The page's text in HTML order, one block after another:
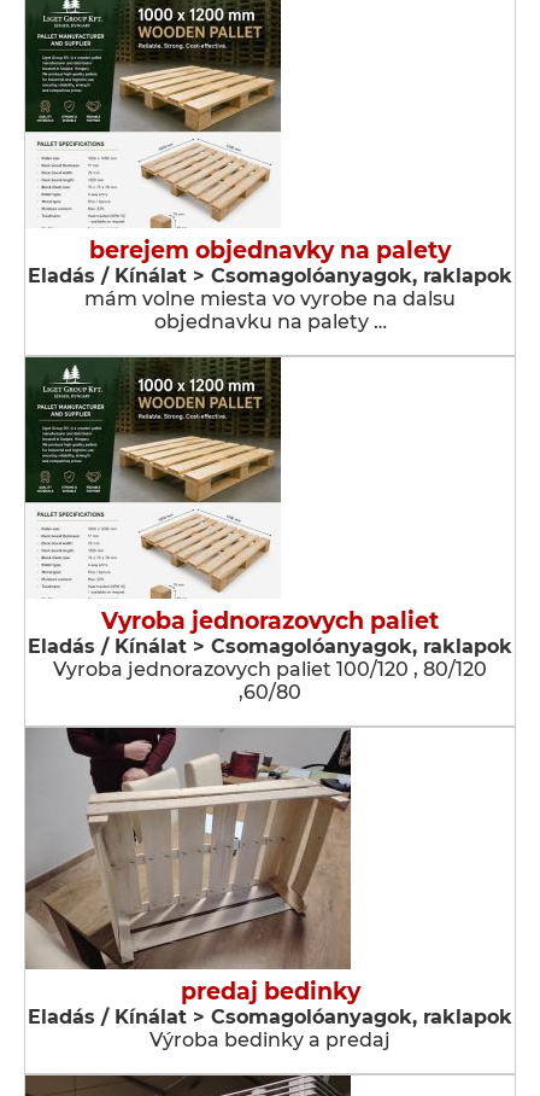
berejem objednavky na palety
Eladás / Kínálat > Csomagolóanyagok, raklapok
mám volne miesta vo vyrobe na dalsu
objednavku na palety …
Vyroba jednorazovych paliet
Eladás / Kínálat > Csomagolóanyagok, raklapok
Vyroba jednorazovych paliet 100/120 , 80/120
,60/80
predaj bedinky
Eladás / Kínálat > Csomagolóanyagok, raklapok
Výroba bedinky a predaj